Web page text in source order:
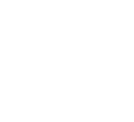
트에게 특정 문제에 대해
터를 에이전트와 연결하는
터 스트림, 데이터 모델